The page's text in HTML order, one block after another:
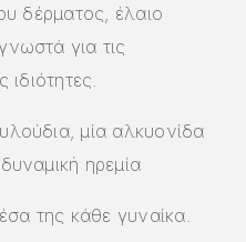
δέρματος, έλαιο
για τις
ιδιότητες.
μία αλκυονίδα
ηρεμία
της κάθε γυναίκα.